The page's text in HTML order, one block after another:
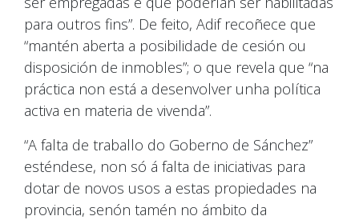
para outros fins”. De feito, Adif recoñece que
“mantén aberta a posibilidade de cesión ou
disposición de inmobles”; o que revela que “na
práctica non está a desenvolver unha política
activa en materia de vivenda”.
“A falta de traballo do Goberno de Sánchez”
esténdese, non só á falta de iniciativas para
dotar de novos usos a estas propiedades na
provincia, senón tamén no ámbito da